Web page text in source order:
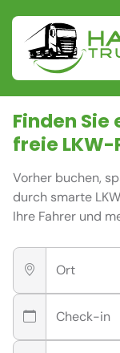
Finden
freie
Vorher buchen,
durch smarte
Ihre Fahrer und
Ort
Check-in